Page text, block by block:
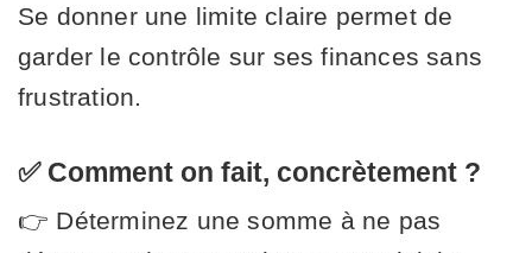
Se donner une limite claire permet de
garder le contrôle sur ses finances sans
frustration.
✅ Comment on fait, concrètement ?
👉 Déterminez une somme à ne pas